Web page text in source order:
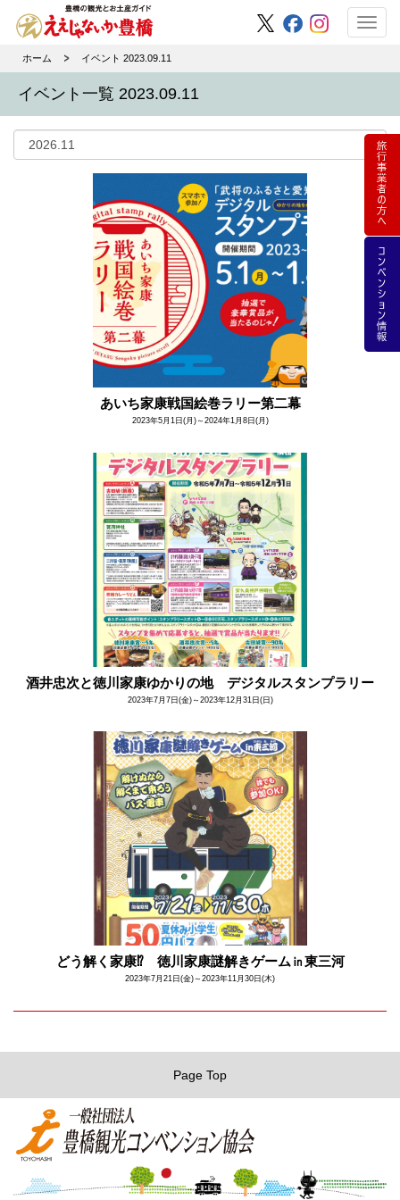
ホーム イベント 2023.09.11
イベント一覧 2023.09.11
あいち家康戦国絵巻ラリー第二幕
2023年5月1日(月)～2024年1月8日(月)
酒井忠次と徳川家康ゆかりの地 デジタルスタンプラリー
2023年7月7日(金)～2023年12月31日(日)
どう解く家康⁉ 徳川家康謎解きゲーム㏌東三河
2023年7月21日(金)～2023年11月30日(木)
Page Top